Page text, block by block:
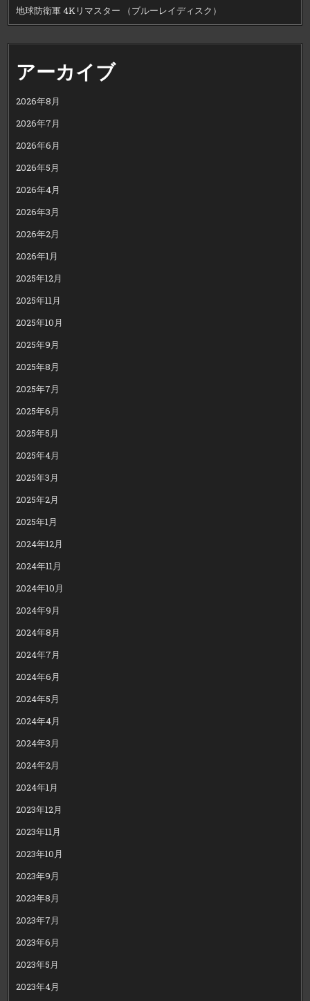
地球防衛軍 4Kリマスター （ブルーレイディスク）
アーカイブ
2026年8月
2026年7月
2026年6月
2026年5月
2026年4月
2026年3月
2026年2月
2026年1月
2025年12月
2025年11月
2025年10月
2025年9月
2025年8月
2025年7月
2025年6月
2025年5月
2025年4月
2025年3月
2025年2月
2025年1月
2024年12月
2024年11月
2024年10月
2024年9月
2024年8月
2024年7月
2024年6月
2024年5月
2024年4月
2024年3月
2024年2月
2024年1月
2023年12月
2023年11月
2023年10月
2023年9月
2023年8月
2023年7月
2023年6月
2023年5月
2023年4月